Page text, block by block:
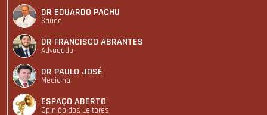
DR EDUARDO PACHU
Saúde
DR FRANCISCO ABRANTES
Advogado
DR PAULO JOSÉ
Medicina
ESPAÇO ABERTO
Opinião dos Leitores